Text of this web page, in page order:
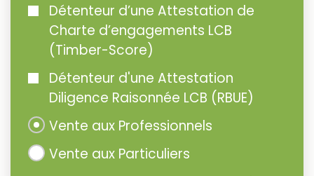
Détenteur d’une Attestation de
Charte d’engagements LCB
(Timber-Score)
Détenteur d'une Attestation
Diligence Raisonnée LCB (RBUE)
Vente aux Professionnels
Vente aux Particuliers